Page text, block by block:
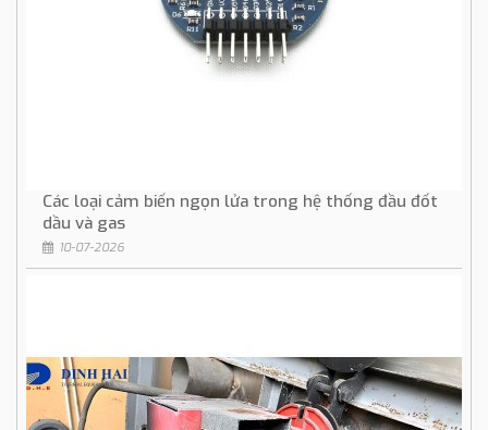
Các loại cảm biến ngọn lửa trong hệ thống đầu đốt
dầu và gas
10-07-2026